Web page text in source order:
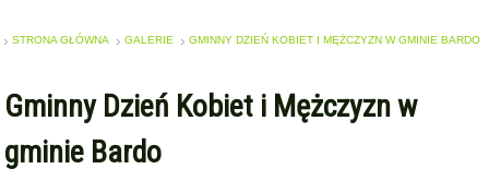
STRONA GŁÓWNA GALERIE GMINNY DZIEŃ KOBIET I MĘŻCZYZN W GMINIE BARDO
Gminny Dzień Kobiet i Mężczyzn w
gminie Bardo